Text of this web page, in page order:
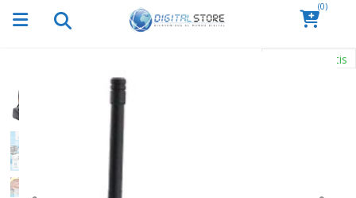
(0)
Envío Gratis